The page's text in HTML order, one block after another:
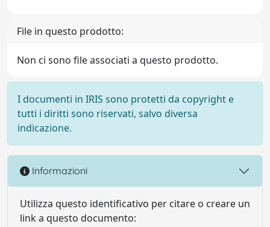
File in questo prodotto:
Non ci sono file associati a questo prodotto.
I documenti in IRIS sono protetti da copyright e
tutti i diritti sono riservati, salvo diversa
indicazione.
Informazioni
Utilizza questo identificativo per citare o creare un
link a questo documento: